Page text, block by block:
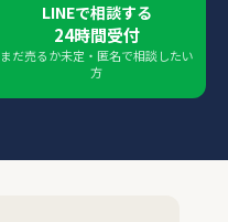
LINEで相談する
24時間受付
まだ売るか未定・匿名で相談したい
方